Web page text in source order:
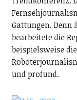
Gattungen. Denn
bearbeitete die
beispielsweise
und profund.